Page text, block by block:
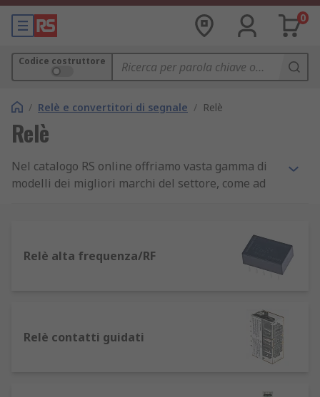
0
Codice costruttore
/ Relè e convertitori di segnale / Relè
Relè
Nel catalogo RS online offriamo vasta gamma di
modelli dei migliori marchi del settore, come ad
Cos'è un relè
e, grazie alla loro struttura, possono spegnere o
amplificare una corrente notevolmente
Relè alta frequenza/RF
Relè contatti guidati